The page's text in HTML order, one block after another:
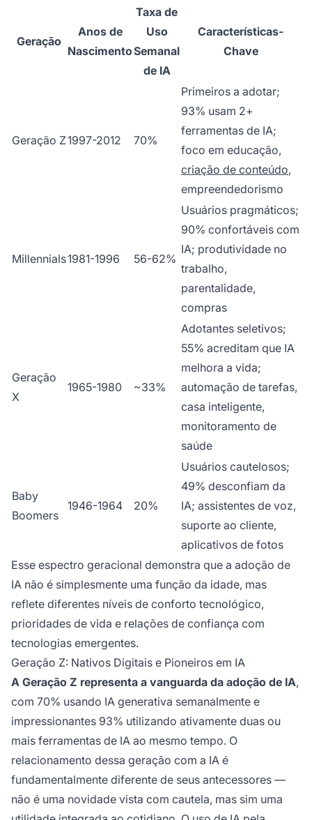
Geração
Anos de
Nascimento
Taxa de
Uso
Semanal
de IA
Características-
Chave
Geração Z1997-2012 70%
Primeiros a adotar;
93% usam 2+
ferramentas de IA;
foco em educação,
criação de conteúdo,
empreendedorismo
Millennials1981-1996 56-62%
Usuários pragmáticos;
90% confortáveis com
IA; produtividade no
trabalho,
parentalidade,
compras
Geração
X
1965-1980 ~33%
Adotantes seletivos;
55% acreditam que IA
melhora a vida;
automação de tarefas,
casa inteligente,
monitoramento de
saúde
Baby
Boomers
1946-1964 20%
Usuários cautelosos;
49% desconfiam da
IA; assistentes de voz,
suporte ao cliente,
aplicativos de fotos
Esse espectro geracional demonstra que a adoção de
IA não é simplesmente uma função da idade, mas
reflete diferentes níveis de conforto tecnológico,
prioridades de vida e relações de confiança com
tecnologias emergentes.
Geração Z: Nativos Digitais e Pioneiros em IA
A Geração Z representa a vanguarda da adoção de IA,
com 70% usando IA generativa semanalmente e
impressionantes 93% utilizando ativamente duas ou
mais ferramentas de IA ao mesmo tempo. O
relacionamento dessa geração com a IA é
fundamentalmente diferente de seus antecessores —
não é uma novidade vista com cautela, mas sim uma